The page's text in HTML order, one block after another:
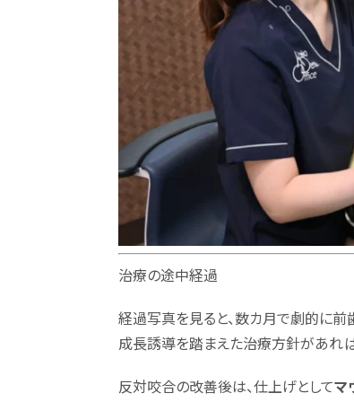
治療の途中経過
経過写真を見ると、数カ月で劇的に
成長誘導を踏まえた治療方針があれば
反対咬合の改善後は、仕上げとしてマ